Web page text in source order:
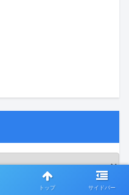
トップ サイドバー